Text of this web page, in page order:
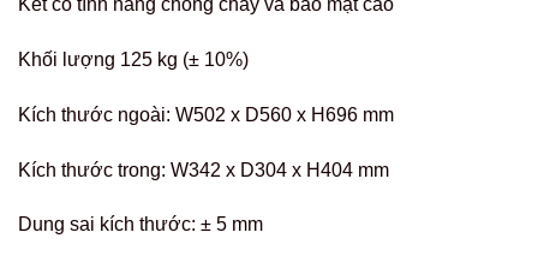
Két có tính năng chống cháy và bảo mật cao
Khối lượng 125 kg (± 10%)
Kích thước ngoài: W502 x D560 x H696 mm
Kích thước trong: W342 x D304 x H404 mm
Dung sai kích thước: ± 5 mm